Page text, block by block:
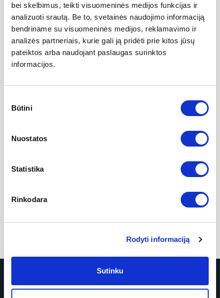
bei skelbimus, teikti visuomeninės medijos funkcijas ir
analizuoti srautą. Be to, svetainės naudojimo informaciją
bendriname su visuomeninės medijos, reklamavimo ir
analizės partneriais, kurie gali ją pridėti prie kitos jūsų
pateiktos arba naudojant paslaugas surinktos
informacijos.
pasirinkimas
Būtini
Nuostatos
Statistika
Rinkodara
Rodyti informaciją
Sutinku
Bikini zonos ir visų kojų plaukų šalinimas 250 EUR
Sėdmenų plaukų šalinimas 45 EUR
Pečių juostos plaukų šalinimas
25 EUR
29 EUR
Smakro ir viršutinės lūpos plaukų šalinimas 68 EUR